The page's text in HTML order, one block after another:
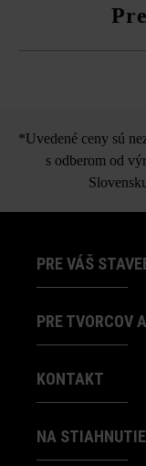
*Uvedené ceny sú
s odberom od
PRE VÁŠ
PRE TVORCOV
KONTAKT
NA STIAHNUTIE